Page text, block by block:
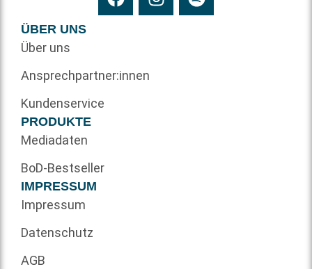
ÜBER UNS
Über uns
Ansprechpartner:innen
Kundenservice
PRODUKTE
Mediadaten
BoD-Bestseller
IMPRESSUM
Impressum
Datenschutz
AGB